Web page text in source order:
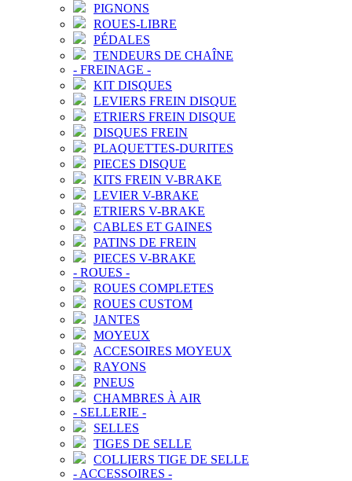
PIGNONS
ROUES-LIBRE
PÉDALES
TENDEURS DE CHAÎNE
- FREINAGE -
KIT DISQUES
LEVIERS FREIN DISQUE
ETRIERS FREIN DISQUE
DISQUES FREIN
PLAQUETTES-DURITES
PIECES DISQUE
KITS FREIN V-BRAKE
LEVIER V-BRAKE
ETRIERS V-BRAKE
CABLES ET GAINES
PATINS DE FREIN
PIECES V-BRAKE
- ROUES -
ROUES COMPLETES
ROUES CUSTOM
JANTES
MOYEUX
ACCESOIRES MOYEUX
RAYONS
PNEUS
CHAMBRES À AIR
- SELLERIE -
SELLES
TIGES DE SELLE
COLLIERS TIGE DE SELLE
- ACCESSOIRES -